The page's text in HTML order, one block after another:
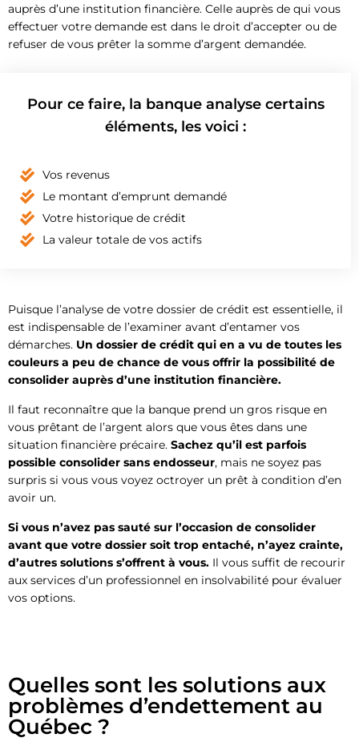
auprès d’une institution financière. Celle auprès de qui vous
effectuer votre demande est dans le droit d’accepter ou de
refuser de vous prêter la somme d’argent demandée.
Pour ce faire, la banque analyse certains
éléments, les voici :
Vos revenus
Le montant d’emprunt demandé
Votre historique de crédit
La valeur totale de vos actifs
Puisque l’analyse de votre dossier de crédit est essentielle, il
est indispensable de l’examiner avant d’entamer vos
démarches. Un dossier de crédit qui en a vu de toutes les
couleurs a peu de chance de vous offrir la possibilité de
consolider auprès d’une institution financière.
Il faut reconnaître que la banque prend un gros risque en
vous prêtant de l’argent alors que vous êtes dans une
situation financière précaire. Sachez qu’il est parfois
possible consolider sans endosseur, mais ne soyez pas
surpris si vous vous voyez octroyer un prêt à condition d’en
avoir un.
Si vous n’avez pas sauté sur l’occasion de consolider
avant que votre dossier soit trop entaché, n’ayez crainte,
d’autres solutions s’offrent à vous. Il vous suffit de recourir
aux services d’un professionnel en insolvabilité pour évaluer
vos options.
Quelles sont les solutions aux
problèmes d’endettement au
Québec ?